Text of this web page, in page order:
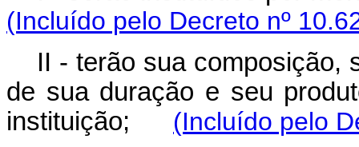
(Incluído pelo Decreto nº
II - terão sua composição,
de sua duração e seu
instituição; (Incluído pelo